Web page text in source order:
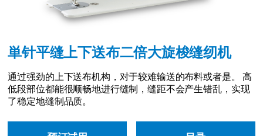
単针平缝上下送布二倍大旋梭缝纫机
通过强劲的上下送布机构，对于较难输送的布料或者是。
高
低段部位都能很顺畅地进行缝制，缝距不会产生错乱，实现
了稳定地缝制品质。